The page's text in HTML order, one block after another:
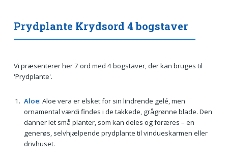
Prydplante Krydsord 4 bogstaver
Vi præsenterer her 7 ord med 4 bogstaver, der kan bruges til
'Prydplante'.
Aloe: Aloe vera er elsket for sin lindrende gelé, men
ornamental værdi findes i de takkede, grågrønne blade. Den
danner let små planter, som kan deles og foræres – en
generøs, selvhjælpende prydplante til vindueskarmen eller
drivhuset.